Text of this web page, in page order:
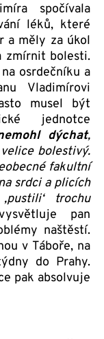
spočívala
léků, které
a měly za úkol
zmírnit bolesti.
osrdečníku a
Vladimírovi
musel být
jednotce
dýchat,
bolestivý.
fakultní
srdci a plicích
trochu
pan
naštěstí.
v Táboře, na
do Prahy.
pak absolvuje